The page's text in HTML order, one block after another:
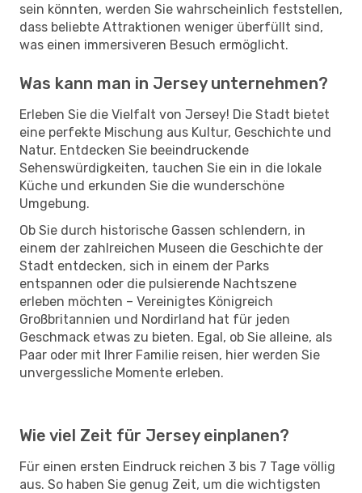
sein könnten, werden Sie wahrscheinlich feststellen,
dass beliebte Attraktionen weniger überfüllt sind,
was einen immersiveren Besuch ermöglicht.
Was kann man in Jersey unternehmen?
Erleben Sie die Vielfalt von Jersey! Die Stadt bietet
eine perfekte Mischung aus Kultur, Geschichte und
Natur. Entdecken Sie beeindruckende
Sehenswürdigkeiten, tauchen Sie ein in die lokale
Küche und erkunden Sie die wunderschöne
Umgebung.
Ob Sie durch historische Gassen schlendern, in
einem der zahlreichen Museen die Geschichte der
Stadt entdecken, sich in einem der Parks
entspannen oder die pulsierende Nachtszene
erleben möchten – Vereinigtes Königreich
Großbritannien und Nordirland hat für jeden
Geschmack etwas zu bieten. Egal, ob Sie alleine, als
Paar oder mit Ihrer Familie reisen, hier werden Sie
unvergessliche Momente erleben.
Wie viel Zeit für Jersey einplanen?
Für einen ersten Eindruck reichen 3 bis 7 Tage völlig
aus. So haben Sie genug Zeit, um die wichtigsten